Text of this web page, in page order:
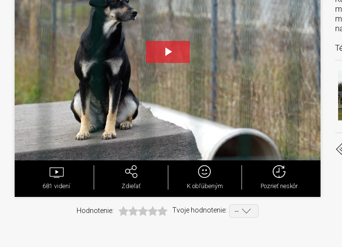
Play
Video
681videní Zdieľať K obľúbeným Pozrieť neskôr
Hodnotenie: Tvoje hodnotenie: